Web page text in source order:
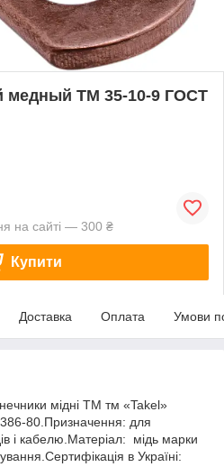
медный ТМ 35-10-9 ГОСТ
на сайті — 300 ₴
Купити
Доставка Оплата Умови
мідні ТМ тм «Takel»
80.Призначення: для
і кабелю.Матеріал: мідь марки
в Україні: